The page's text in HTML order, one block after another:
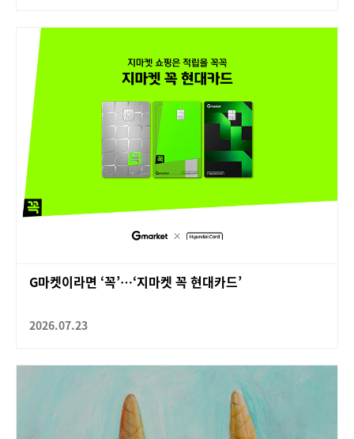
G마켓이라면 ‘꼭’…‘지마켓 꼭 현대카드’
2026.07.23